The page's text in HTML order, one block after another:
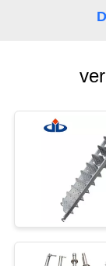
SITEMAP
PRIVACY